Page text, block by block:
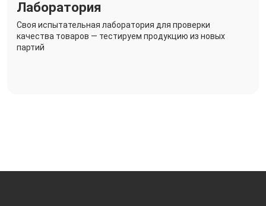
Лаборатория
Своя испытательная лаборатория для проверки
качества товаров — тестируем продукцию из новых
партий